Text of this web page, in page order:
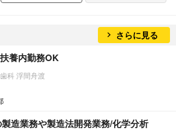
さらに見る
養内勤務OK
科 浮間舟渡
造業務や製造法開発業務/化学分析